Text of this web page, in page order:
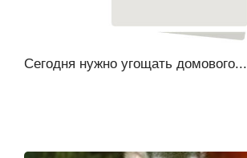
Сегодня нужно угощать домового...